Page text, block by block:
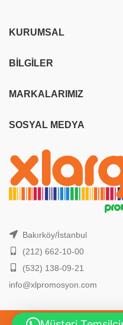
KURUMSAL
BILGILER
MARKALARIMIZ
SOSYAL MEDYA
Bakırköy/İstanbul
(212) 662-10-00
(532) 138-09-21
info@xlpromosyon.com